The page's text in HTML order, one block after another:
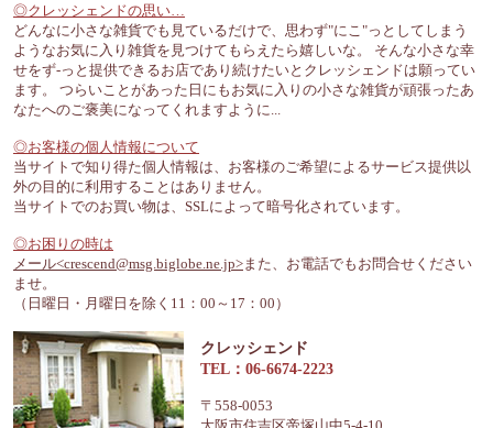
◎クレッシェンドの思い…
どんなに小さな雑貨でも見ているだけで、思わず"にこ"っとしてしまう
ようなお気に入り雑貨を見つけてもらえたら嬉しいな。 そんな小さな幸
せをず-っと提供できるお店であり続けたいとクレッシェンドは願ってい
ます。 つらいことがあった日にもお気に入りの小さな雑貨が頑張ったあ
なたへのご褒美になってくれますように...
◎お客様の個人情報について
当サイトで知り得た個人情報は、お客様のご希望によるサービス提供以
外の目的に利用することはありません。
当サイトでのお買い物は、SSLによって暗号化されています。
◎お困りの時は
メール<crescend@msg.biglobe.ne.jp> また、お電話でもお問合せください
ませ。
（日曜日・月曜日を除く11：00～17：00）
クレッシェンド
TEL：06-6674-2223
〒558-0053